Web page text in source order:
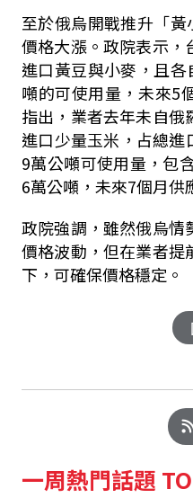
至於俄烏開戰推升「
價格大漲。政院表示，
進口黃豆與小麥，且
噸的可使用量，未來5
指出，業者去年未自俄
進口少量玉米，占總
9萬公噸可使用量，包
6萬公噸，未來7個月供
政院強調，雖然俄烏情
價格波動，但在業者提
下，可確保價格穩定。
一周熱門話題